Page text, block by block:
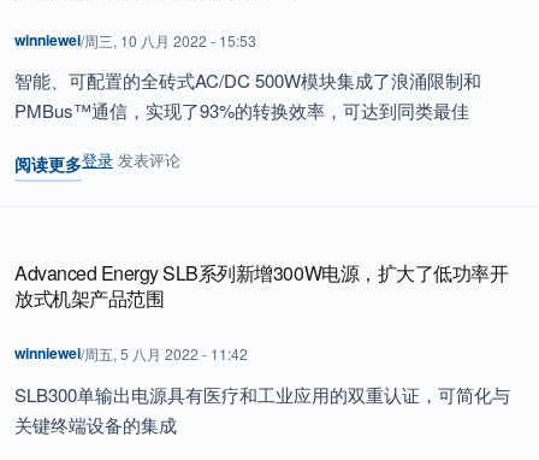
winniewei/周三, 10 八月 2022 - 15:53
智能、可配置的全砖式AC/DC 500W模块集成了浪涌限制和
PMBus™通信，实现了93%的转换效率，可达到同类最佳
阅读更多
关于 Advanced Energy推出适用于工业和电信应用的AC/DC板载转
登录 发表评论
Advanced Energy SLB系列新增300W电源，扩大了低功率开
放式机架产品范围
winniewei/周五, 5 八月 2022 - 11:42
SLB300单输出电源具有医疗和工业应用的双重认证，可简化与
关键终端设备的集成